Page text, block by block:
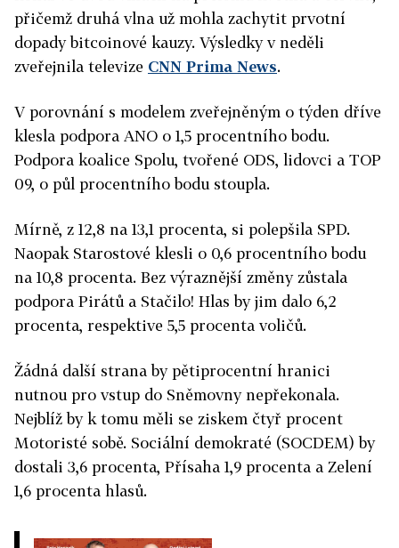
přičemž druhá vlna už mohla zachytit prvotní
dopady bitcoinové kauzy. Výsledky v neděli
zveřejnila televize CNN Prima News.
V porovnání s modelem zveřejněným o týden dříve
klesla podpora ANO o 1,5 procentního bodu.
Podpora koalice Spolu, tvořené ODS, lidovci a TOP
09, o půl procentního bodu stoupla.
Mírně, z 12,8 na 13,1 procenta, si polepšila SPD.
Naopak Starostové klesli o 0,6 procentního bodu
na 10,8 procenta. Bez výraznější změny zůstala
podpora Pirátů a Stačilo! Hlas by jim dalo 6,2
procenta, respektive 5,5 procenta voličů.
Žádná další strana by pětiprocentní hranici
nutnou pro vstup do Sněmovny nepřekonala.
Nejblíž by k tomu měli se ziskem čtyř procent
Motoristé sobě. Sociální demokraté (SOCDEM) by
dostali 3,6 procenta, Přísaha 1,9 procenta a Zelení
1,6 procenta hlasů.